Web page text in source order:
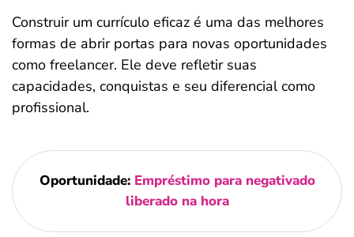
Construir um currículo eficaz é uma das melhores
formas de abrir portas para novas oportunidades
como freelancer. Ele deve refletir suas
capacidades, conquistas e seu diferencial como
profissional.
Oportunidade: Empréstimo para negativado
liberado na hora